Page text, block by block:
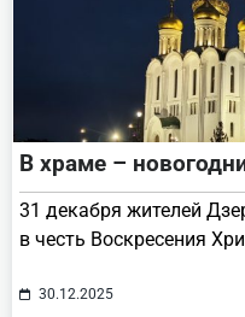
В храме –
31 декабря жителей
в честь Воскресения
30.12.2025